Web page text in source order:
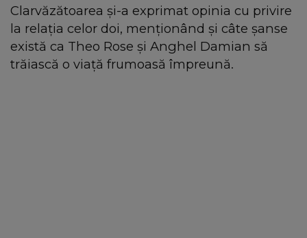
Clarvăzătoarea și-a exprimat opinia cu privire
la relația celor doi, menționând și câte șanse
există ca Theo Rose și Anghel Damian să
trăiască o viață frumoasă împreună.